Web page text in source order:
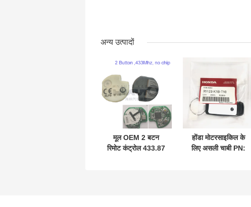
अन्य उत्पादों
मूल OEM 2 बटन
रिमोट कंट्रोल 433.87
होंडा मोटरसाइकिल के
लिए असली चाबी PN: